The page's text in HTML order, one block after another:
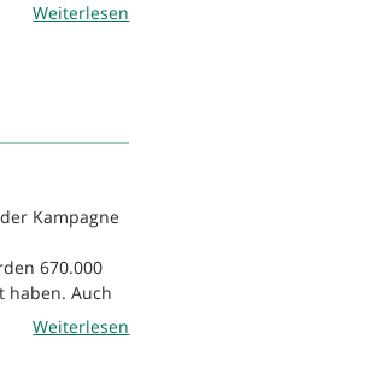
Weiterlesen
Kampagne
670.000
haben. Auch
Weiterlesen